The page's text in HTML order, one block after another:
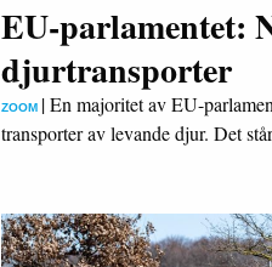
EU-parlamentet:
djurtransporter
ZOOM |En majoritet av EU-
transporter av levande djur. Det